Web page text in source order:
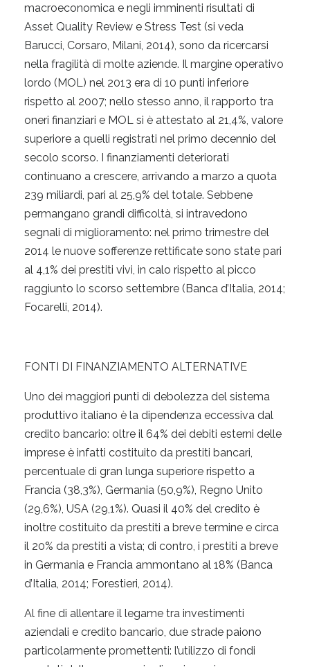
macroeconomica e negli imminenti risultati di
Asset Quality Review e Stress Test (si veda
Barucci, Corsaro, Milani, 2014), sono da ricercarsi
nella fragilità di molte aziende. Il margine operativo
lordo (MOL) nel 2013 era di 10 punti inferiore
rispetto al 2007; nello stesso anno, il rapporto tra
oneri finanziari e MOL si è attestato al 21,4%, valore
superiore a quelli registrati nel primo decennio del
secolo scorso. I finanziamenti deteriorati
continuano a crescere, arrivando a marzo a quota
239 miliardi, pari al 25,9% del totale. Sebbene
permangano grandi difficoltà, si intravedono
segnali di miglioramento: nel primo trimestre del
2014 le nuove sofferenze rettificate sono state pari
al 4,1% dei prestiti vivi, in calo rispetto al picco
raggiunto lo scorso settembre (Banca d’Italia, 2014;
Focarelli, 2014).
FONTI DI FINANZIAMENTO ALTERNATIVE
Uno dei maggiori punti di debolezza del sistema
produttivo italiano è la dipendenza eccessiva dal
credito bancario: oltre il 64% dei debiti esterni delle
imprese è infatti costituito da prestiti bancari,
percentuale di gran lunga superiore rispetto a
Francia (38,3%), Germania (50,9%), Regno Unito
(29,6%), USA (29,1%). Quasi il 40% del credito è
inoltre costituito da prestiti a breve termine e circa
il 20% da prestiti a vista; di contro, i prestiti a breve
in Germania e Francia ammontano al 18% (Banca
d’Italia, 2014; Forestieri, 2014).
Al fine di allentare il legame tra investimenti
aziendali e credito bancario, due strade paiono
particolarmente promettenti: l’utilizzo di fondi